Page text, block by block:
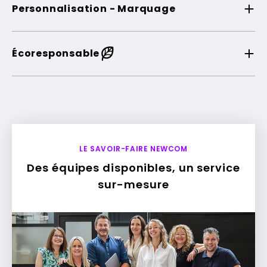
Personnalisation - Marquage
Écoresponsable
LE SAVOIR-FAIRE NEWCOM
Des équipes disponibles, un service
sur-mesure